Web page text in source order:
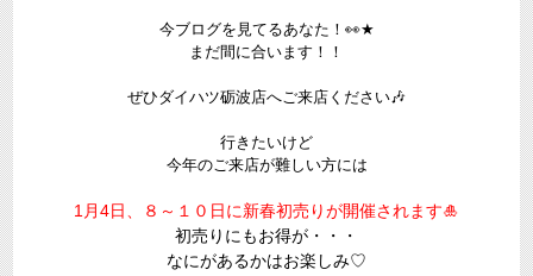
今ブログを見てるあなた！👀★
まだ間に合います！！
ぜひダイハツ砺波店へご来店ください🎶
行きたいけど
今年のご来店が難しい方には
1月4日、８～１０日に新春初売りが開催されます🎍
初売りにもお得が・・・
なにがあるかはお楽しみ♡